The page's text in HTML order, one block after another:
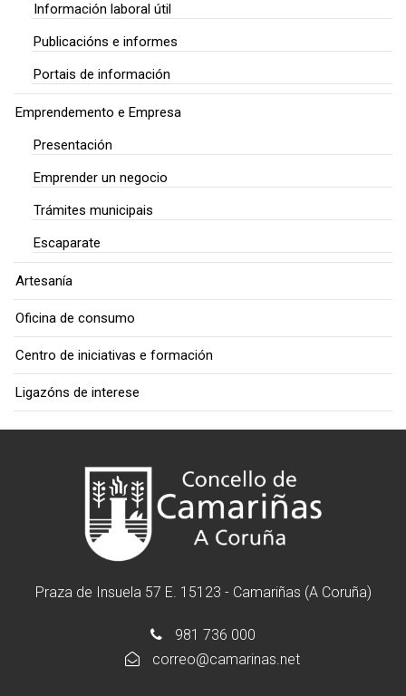
Información laboral útil
Publicacións e informes
Portais de información
Emprendemento e Empresa
Presentación
Emprender un negocio
Trámites municipais
Escaparate
Artesanía
Oficina de consumo
Centro de iniciativas e formación
Ligazóns de interese
Praza de Insuela 57 E. 15123 - Camariñas (A Coruña)
981 736 000
correo@camarinas.net